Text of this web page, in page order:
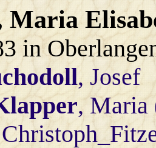
Maria
in
, Josef
, Maria